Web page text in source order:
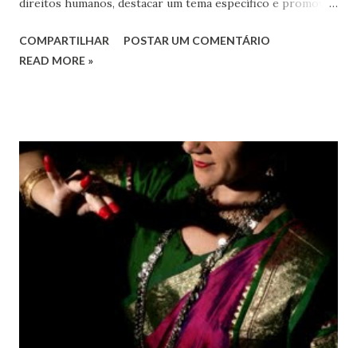
direitos humanos, destacar um tema específico e promover
em todos os lugares. Este ano, o foco é sobre os direitos
Estes direitos humanos – os direitos à liberdade de opinião
e de expressão, de reunião pacífica e de associação, e de
participar no governo (artigos 19, 20 e 21 da Declaração
Universal dos Direitos Humanos ) – têm estado no centro
das mudanças históricas no mundo árabe nos últimos dois
anos, em que milhões foram às ruas para exigir mudanças.
Em outras partes do mundo, os “99%” fizeram suas vozes
serem ouvidas através ...
COMPARTILHAR
POSTAR UM COMENTÁRIO
READ MORE »